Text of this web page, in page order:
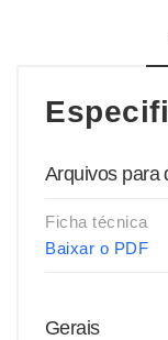
Arquivos para
Ficha técnica
Baixar o PDF
Gerais